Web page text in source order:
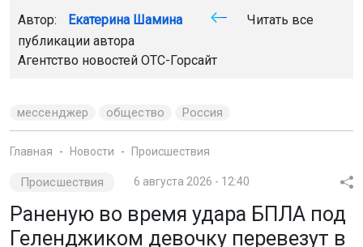
Автор: Екатерина Шамина
Читать все
публикации автора
Агентство новостей ОТС-Горсайт
мессенджер общество Россия
Главная Новости Происшествия
Происшествия 6 августа 2026 - 12:40
Раненую во время удара БПЛА под
Геленджиком девочку перевезут в